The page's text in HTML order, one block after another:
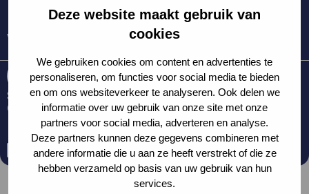
Deze website maakt gebruik van
cookies
We gebruiken cookies om content en advertenties te
personaliseren, om functies voor social media te bieden
en om ons websiteverkeer te analyseren. Ook delen we
informatie over uw gebruik van onze site met onze
partners voor social media, adverteren en analyse.
Deze partners kunnen deze gegevens combineren met
andere informatie die u aan ze heeft verstrekt of die ze
hebben verzameld op basis van uw gebruik van hun
services.
Voor professionals
Copyright © – 2025Privacyverklaring
Ga
naar